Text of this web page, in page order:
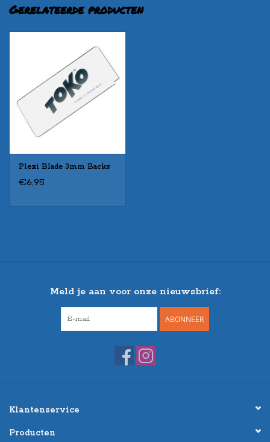
Gerelateerde producten
Plexi Blade 3mm Backs
€6,95
Meld je aan voor onze nieuwsbrief:
ABONNEER
Klantenservice
Producten